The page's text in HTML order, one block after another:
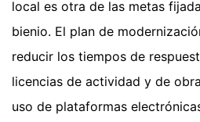
local es otra de las metas
bienio. El plan de
reducir los tiempos de
licencias de actividad y de
uso de plataformas